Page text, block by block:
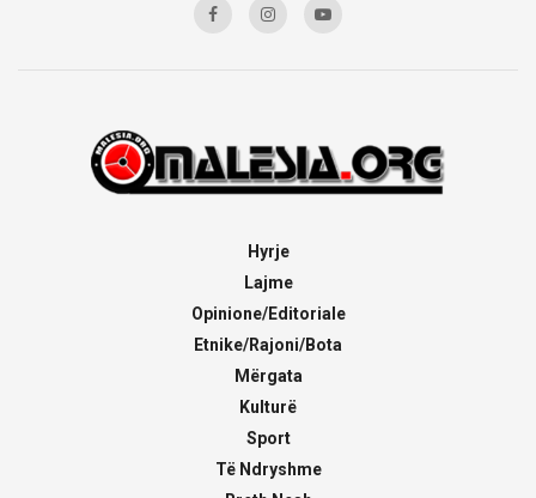
Hyrje
Lajme
Opinione/Editoriale
Etnike/Rajoni/Bota
Mërgata
Kulturë
Sport
Të Ndryshme